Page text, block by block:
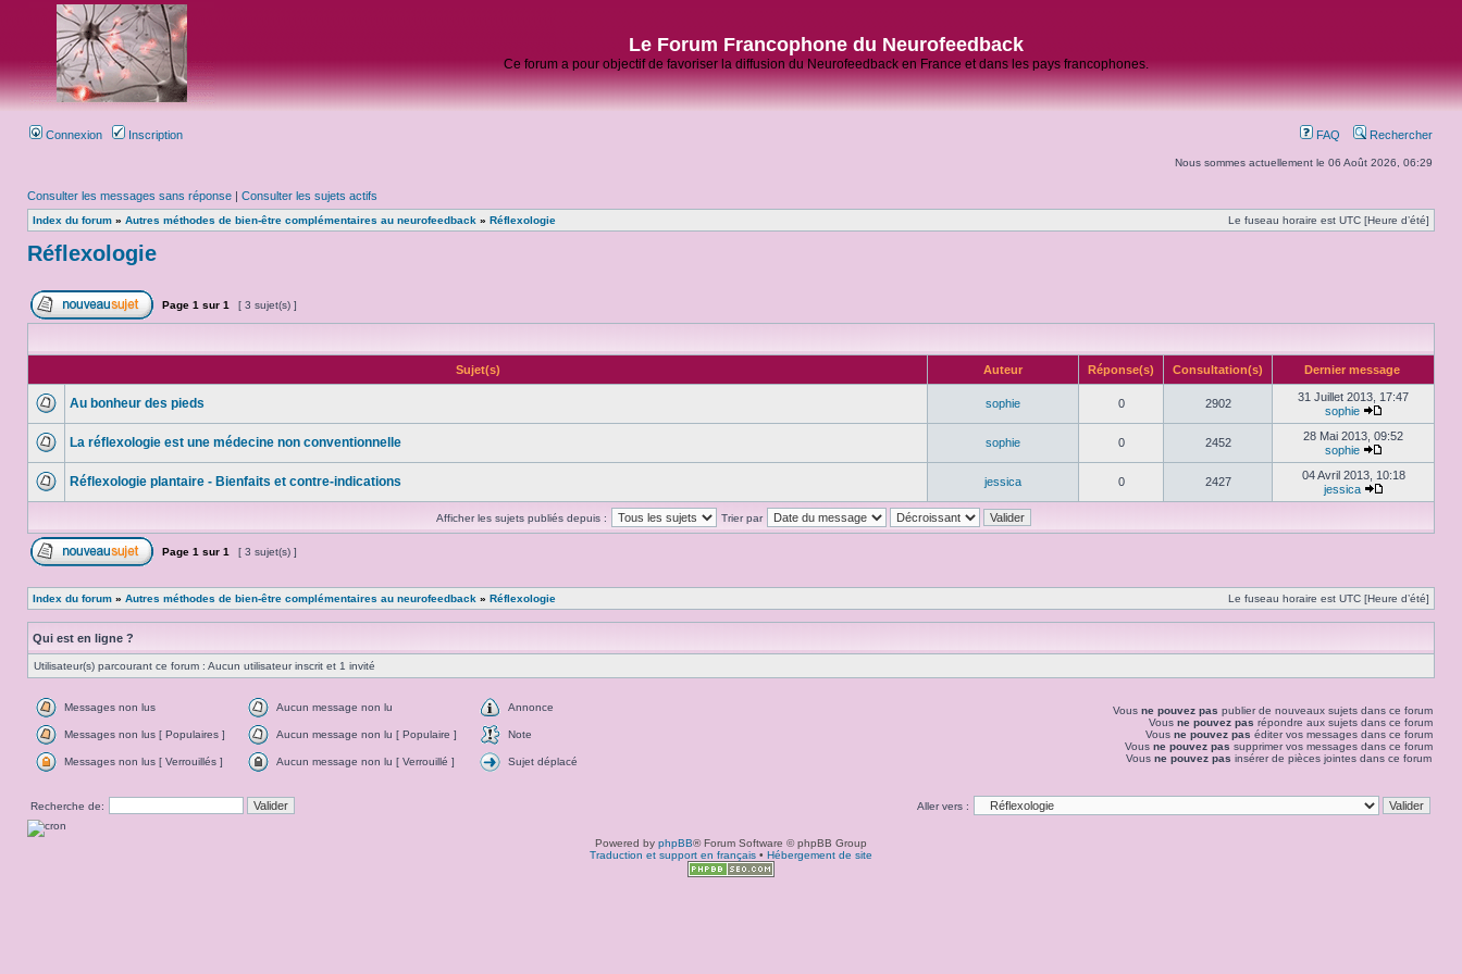
Le Forum Francophone du Neurofeedback
Ce forum a pour objectif de favoriser la diffusion du Neurofeedback en France et dans les pays francophones.
Connexion Inscription FAQ Rechercher
Nous sommes actuellement le 06 Août 2026, 06:29
Consulter les messages sans réponse | Consulter les sujets actifs
Index du forum » Autres méthodes de bien-être complémentaires au neurofeedback » Réflexologie Le fuseau horaire est UTC [Heure d’été]
Réflexologie
Page 1 sur 1 [ 3 sujet(s) ]
Sujet(s) Auteur Réponse(s) Consultation(s) Dernier message
Au bonheur des pieds sophie 0 2902
31 Juillet 2013, 17:47
sophie
La réflexologie est une médecine non conventionnelle sophie 0 2452
28 Mai 2013, 09:52
sophie
Réflexologie plantaire - Bienfaits et contre-indications jessica 0 2427
04 Avril 2013, 10:18
jessica
Afficher les sujets publiés depuis : Trier par
Page 1 sur 1 [ 3 sujet(s) ]
Index du forum » Autres méthodes de bien-être complémentaires au neurofeedback » Réflexologie Le fuseau horaire est UTC [Heure d’été]
Qui est en ligne ?
Utilisateur(s) parcourant ce forum : Aucun utilisateur inscrit et 1 invité
Messages non lus Aucun message non lu Annonce
Messages non lus [ Populaires ] Aucun message non lu [ Populaire ] Note
Messages non lus [ Verrouillés ] Aucun message non lu [ Verrouillé ] Sujet déplacé
Vous ne pouvez pas publier de nouveaux sujets dans ce forum
Vous ne pouvez pas répondre aux sujets dans ce forum
Vous ne pouvez pas éditer vos messages dans ce forum
Vous ne pouvez pas supprimer vos messages dans ce forum
Vous ne pouvez pas insérer de pièces jointes dans ce forum
Recherche de: Aller vers :
Powered by phpBB® Forum Software © phpBB Group
Traduction et support en français • Hébergement de site